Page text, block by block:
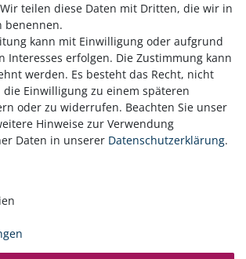
1 2 3
teilen diese Daten mit Dritten, die wir in
benennen.
kann mit Einwilligung oder aufgrund
Interesses erfolgen. Die Zustimmung kann
werden. Es besteht das Recht, nicht
Einwilligung zu einem späteren
oder zu widerrufen. Beachten Sie unser
Hinweise zur Verwendung
Daten in unserer Daten­schutz­erklärung.